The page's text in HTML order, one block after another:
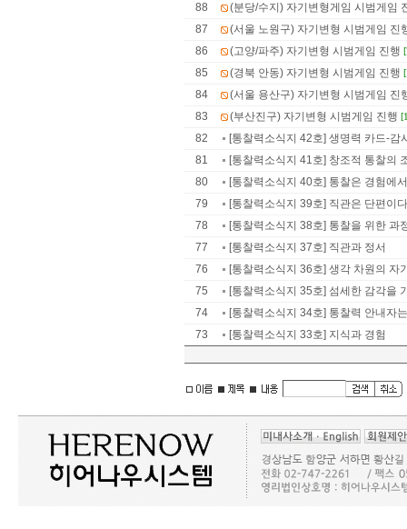
88
(분당/수지) 자기변형게임 시범게임
87
(서울 노원구) 자기변형 시범게임 진
86
(고양/파주) 자기변형 시범게임 진행
85 (경북 안동) 자기변형 시범게임 진행
84
(서울 용산구) 자기변형 시범게임 진
83
(부산진구) 자기변형 시범게임 진행
82
[통찰력소식지 42호] 생명력 카드-감
81
[통찰력소식지 41호] 창조적 통찰의
80
[통찰력소식지 40호] 통찰은 경험에
79
[통찰력소식지 39호] 직관은 단편이
78
[통찰력소식지 38호] 통찰을 위한 과
77
[통찰력소식지 37호] 직관과 정서
76
[통찰력소식지 36호] 생각 차원의 자
75
[통찰력소식지 35호] 섬세한 감각을
74
[통찰력소식지 34호] 통찰력 안내자
73
[통찰력소식지 33호] 지식과 경험